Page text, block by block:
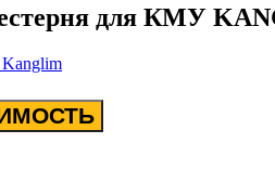
для КМУ
Kanglim